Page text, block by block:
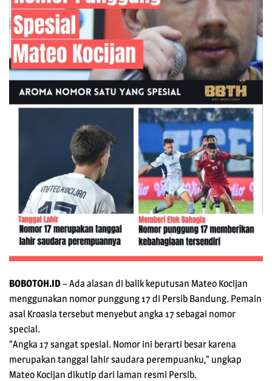
BOBOTOH.ID– Ada alasan di balik keputusan Mateo Kocijan
menggunakan nomor punggung 17 di Persib Bandung. Pemain
asal Kroasia tersebut menyebut angka 17 sebagai nomor
special.
“Angka 17 sangat spesial. Nomor ini berarti besar karena
merupakan tanggal lahir saudara perempuanku,” ungkap
Mateo Kocijan dikutip dari laman resmi Persib.